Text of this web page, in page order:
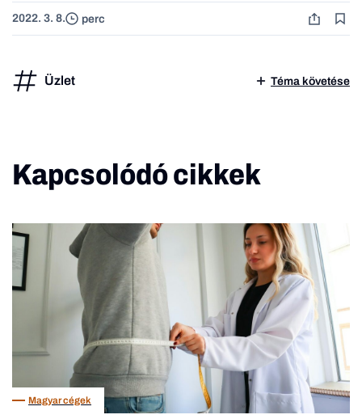
2022. 3. 8. perc
Üzlet Téma követése
Kapcsolódó cikkek
Magyar cégek